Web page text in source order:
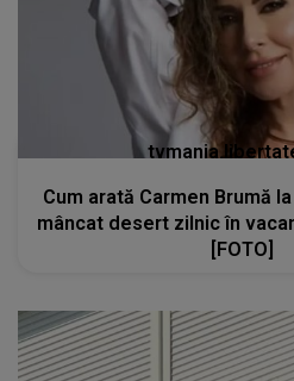
Cum arată Carmen Brumă
mâncat desert zilnic în
[FOTO]